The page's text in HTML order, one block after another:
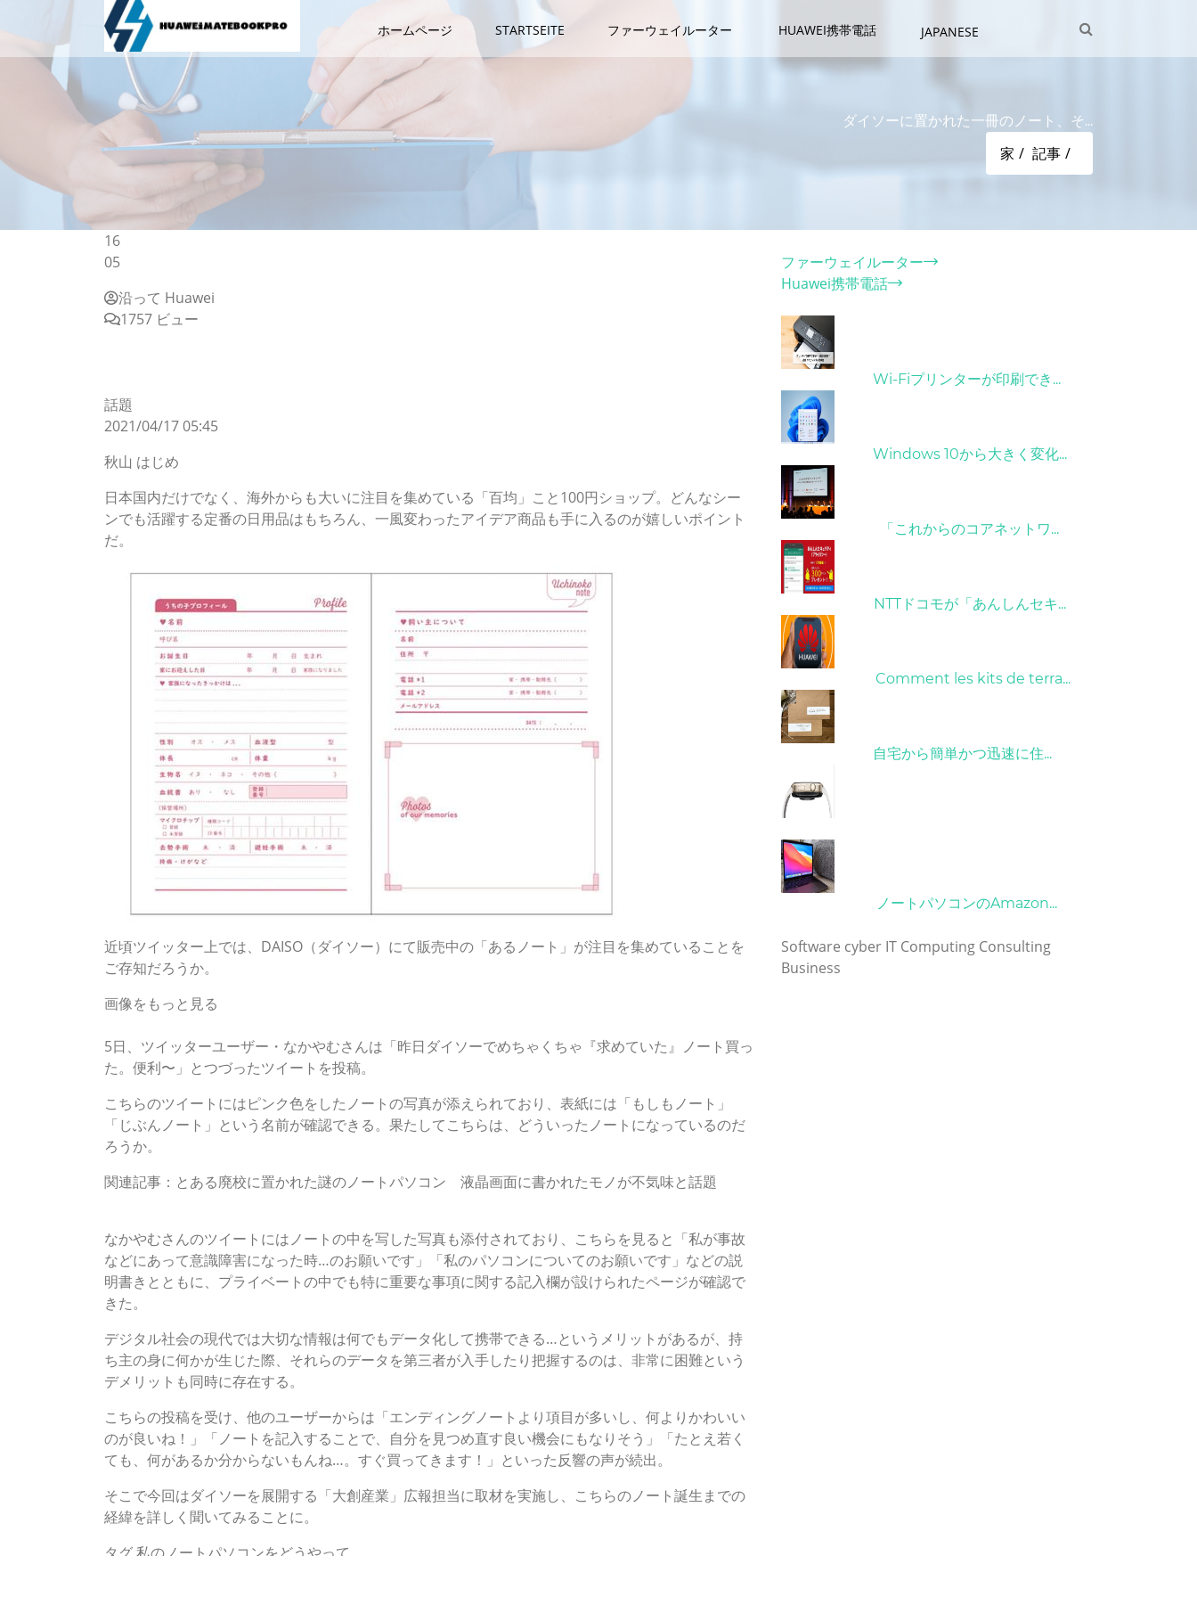
ホームページ STARTSEITE ファーウェイルーター HUAWEI携帯電話 JAPANESE
ダイソーに置かれた一冊のノート、そ...
家 記事
16
05
沿って Huawei
1757 ビュー
話題
2021/04/17 05:45
秋山 はじめ
日本国内だけでなく、海外からも大いに注目を集めている「百均」こと100円ショップ。どんなシー
ンでも活躍する定番の日用品はもちろん、一風変わったアイデア商品も手に入るのが嬉しいポイント
だ。
近頃ツイッター上では、DAISO（ダイソー）にて販売中の「あるノート」が注目を集めていることを
ご存知だろうか。
画像をもっと見る
5日、ツイッターユーザー・なかやむさんは「昨日ダイソーでめちゃくちゃ『求めていた』ノート買っ
た。便利〜」とつづったツイートを投稿。
こちらのツイートにはピンク色をしたノートの写真が添えられており、表紙には「もしもノート」
「じぶんノート」という名前が確認できる。果たしてこちらは、どういったノートになっているのだ
ろうか。
関連記事：とある廃校に置かれた謎のノートパソコン 液晶画面に書かれたモノが不気味と話題
なかやむさんのツイートにはノートの中を写した写真も添付されており、こちらを見ると「私が事故
などにあって意識障害になった時…のお願いです」「私のパソコンについてのお願いです」などの説
明書きとともに、プライベートの中でも特に重要な事項に関する記入欄が設けられたページが確認で
きた。
デジタル社会の現代では大切な情報は何でもデータ化して携帯できる…というメリットがあるが、持
ち主の身に何かが生じた際、それらのデータを第三者が入手したり把握するのは、非常に困難という
デメリットも同時に存在する。
こちらの投稿を受け、他のユーザーからは「エンディングノートより項目が多いし、何よりかわいい
のが良いね！」「ノートを記入することで、自分を見つめ直す良い機会にもなりそう」「たとえ若く
ても、何があるか分からないもんね…。すぐ買ってきます！」といった反響の声が続出。
そこで今回はダイソーを展開する「大創産業」広報担当に取材を実施し、こちらのノート誕生までの
経緯を詳しく聞いてみることに。
タグ私のノートパソコンをどうやって
ファーウェイルーター
Huawei携帯電話
Wi-Fiプリンターが印刷でき...
Windows 10から大きく変化...
「これからのコアネットワ...
NTTドコモが「あんしんセキ...
Comment les kits de terra...
自宅から簡単かつ迅速に住...
ノートパソコンのAmazon...
Software cyber IT Computing Consulting
Business